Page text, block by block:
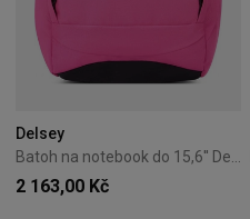
Delsey
Batoh na notebook do 15,6'' Delsey Securban – růžový
2 163,00 Kč